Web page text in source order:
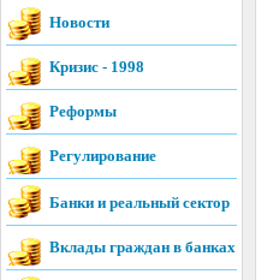
Новости
Кризис - 1998
Реформы
Регулирование
Банки и реальный сектор
Вклады граждан в банках